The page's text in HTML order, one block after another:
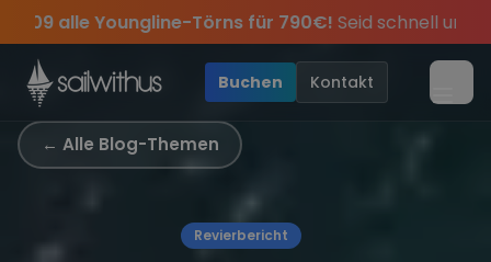
Skip to content
für 790€!Seid schnell und sichert euch die letzten
Sichere Dir jetztDein Meilenbuch und Deine
Angebote mehr Sowie20€ Rabatt auf deinen
Jahres, sei dabei. Season Closing Party 2026!
Buchen Kontakt
← Alle Blog-Themen
Revierbericht